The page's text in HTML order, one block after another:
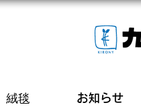
絨毯 お知らせ